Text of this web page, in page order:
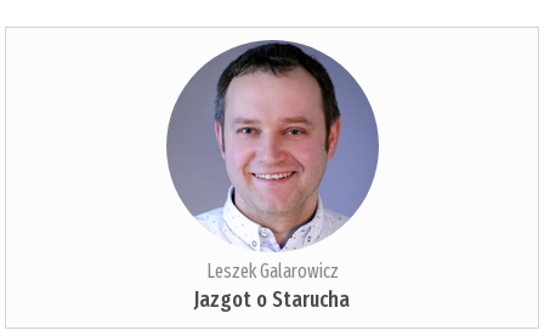
Leszek Galarowicz
Jazgot o Starucha